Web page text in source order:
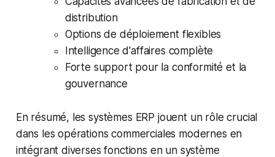
distribution
Options de déploiement flexibles
Intelligence d'affaires complète
Forte support pour la conformité et la
gouvernance
En résumé, les systèmes ERP jouent un rôle crucial
dans les opérations commerciales modernes en
intégrant diverses fonctions en un système